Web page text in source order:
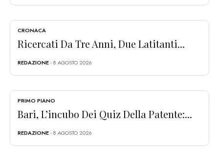
CRONACA
Ricercati Da Tre Anni, Due Latitanti...
REDAZIONE- 8 AGOSTO 2026
PRIMO PIANO
Bari, L’incubo Dei Quiz Della Patente:...
REDAZIONE- 8 AGOSTO 2026